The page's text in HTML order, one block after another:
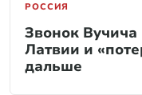
РОССИЯ
Звонок
Латвии и
дальше